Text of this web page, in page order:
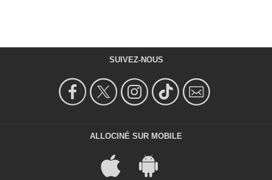
SUIVEZ-NOUS
ALLOCINÉ SUR MOBILE